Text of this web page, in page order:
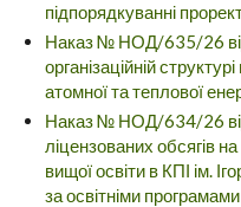
підпорядкуванні
Наказ № НОД/635/26
організаційній
атомної та теплової
Наказ № НОД/634/26
ліцензованих обсягів
вищої освіти в КПІ ім.
за освітніми